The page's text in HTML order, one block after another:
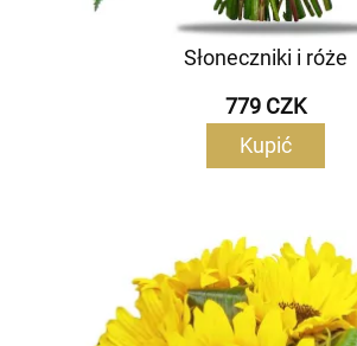
Słoneczniki i róże
779 CZK
Kupić